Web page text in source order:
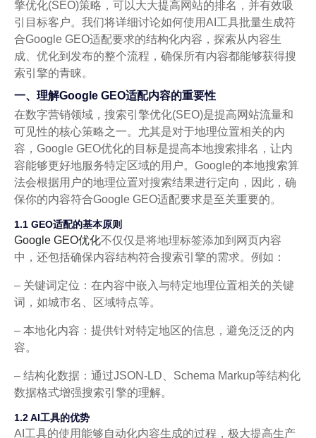
擎优化(SEO)策略，可以大大提高网站的排名，并有效吸
引目标客户。我们将详细讨论如何使用AI工具批量生成符
合Google GEO适配要求的结构化内容，探索从内容生
成、优化到发布的整个流程，确保所有内容都能够获得搜
索引擎的青睐。
一、理解Google GEO适配内容的重要性
在数字营销领域，搜索引擎优化(SEO)是提高网站流量和
可见性的核心策略之一。尤其是对于地理位置相关的内
容，Google GEO优化的目标是提高本地搜索排名，让内
容能够更好地服务特定区域的用户。Google的本地搜索算
法会根据用户的地理位置对搜索结果进行定向，因此，确
保你的内容符合Google GEO适配要求是至关重要的。
1.1 GEO适配的基本原则
Google GEO优化不仅仅是将地理标签添加到网页内容
中，还包括确保内容结构符合搜索引擎的需求。例如：
– 关键词定位：在内容中嵌入与特定地理位置相关的关键
词，如城市名、区域特点等。
– 本地化内容：提供针对特定地区的信息，避免泛泛的内
容。
– 结构化数据：通过JSON-LD、Schema Markup等结构化
数据格式增强搜索引擎的理解。
1.2 AI工具的优势
AI工具的使用能够自动化内容生成的过程，极大提高生产